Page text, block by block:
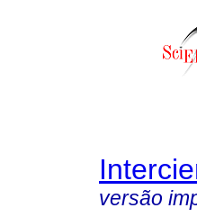
versão